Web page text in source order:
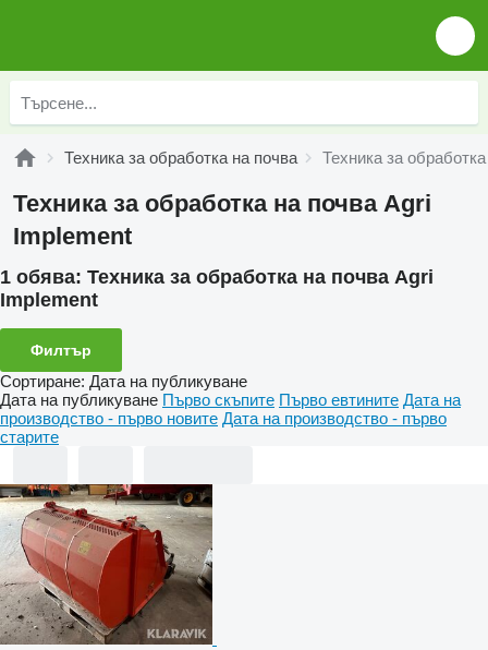
Техника за обработка на почва Техника за
Техника за обработка на почва Agri
Implement
1 обява: Техника за обработка на почва Agri
Implement
Филтър
Сортиране: Дата на публикуване
Дата на публикуване Първо скъпите Първо евтините Дата на
производство - първо новите Дата на производство - първо
старите